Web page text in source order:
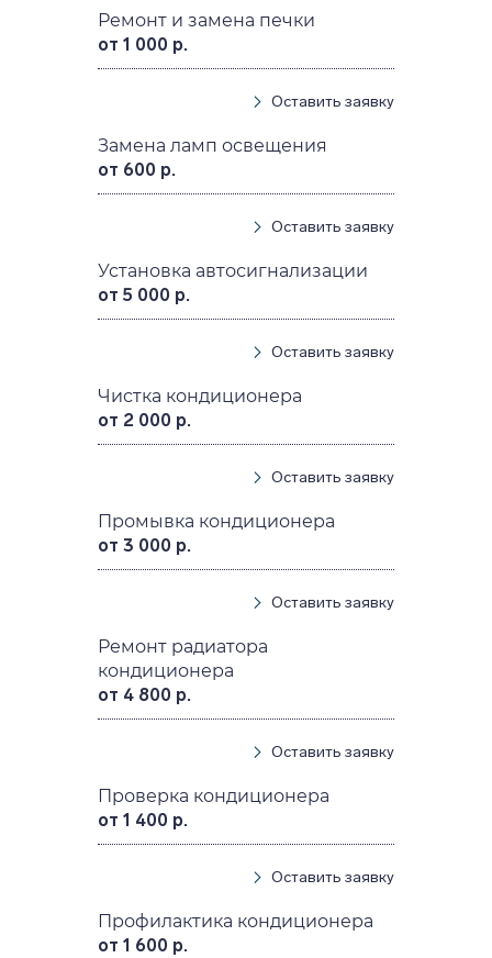
Ремонт и замена печки
от 1 000 р.
Оставить заявку
Замена ламп освещения
от 600 р.
Оставить заявку
Установка автосигнализации
от 5 000 р.
Оставить заявку
Чистка кондиционера
от 2 000 р.
Оставить заявку
Промывка кондиционера
от 3 000 р.
Оставить заявку
Ремонт радиатора
кондиционера
от 4 800 р.
Оставить заявку
Проверка кондиционера
от 1 400 р.
Оставить заявку
Профилактика кондиционера
от 1 600 р.